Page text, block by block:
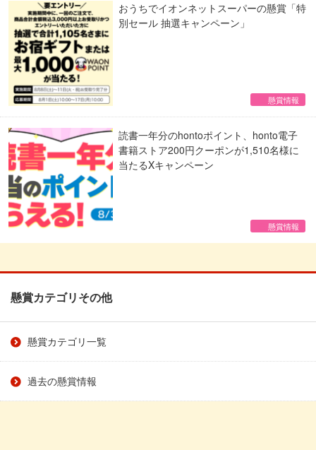
おうちでイオンネットスーパーの懸賞「特
別セール 抽選キャンペーン」
懸賞情報
読書一年分のhontoポイント、honto電子
書籍ストア200円クーポンが1,510名様に
当たるXキャンペーン
懸賞情報
懸賞カテゴリその他
懸賞カテゴリ一覧
過去の懸賞情報